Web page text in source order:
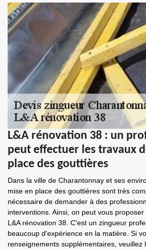
L&A rénovation 38 : un
peut effectuer les travaux
place des gouttières
Dans la ville de Charantonnay et ses
mise en place des gouttières sont très
nécessaire de demander à des
interventions. Ainsi, on peut vous
L&A rénovation 38. C'est un zingueur
beaucoup d'expérience en la matière. Si
renseignements supplémentaires, veuillez